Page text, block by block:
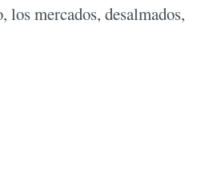
los mercados, desalmados,